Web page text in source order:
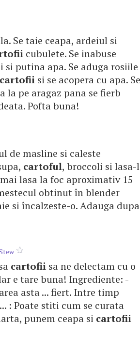
Se taie ceapa, ardeiul si
cubulete. Se inabuse
putina apa. Se aduga rosiile
cartofii si se acopera cu apa. Se
la pe aragaz pana se fierb
Pofta buna!
de masline si caleste
cartoful, broccoli si lasa-l
lasa la foc aproximativ 15
obtinut în blender
si încalzeste-o. Adauga dupa
cartofii sa ne delectam cu o
e tare buna! Ingrediente: -
asta ... fiert. Intre timp
: Poate stiti cum se curata
punem ceapa si cartofii